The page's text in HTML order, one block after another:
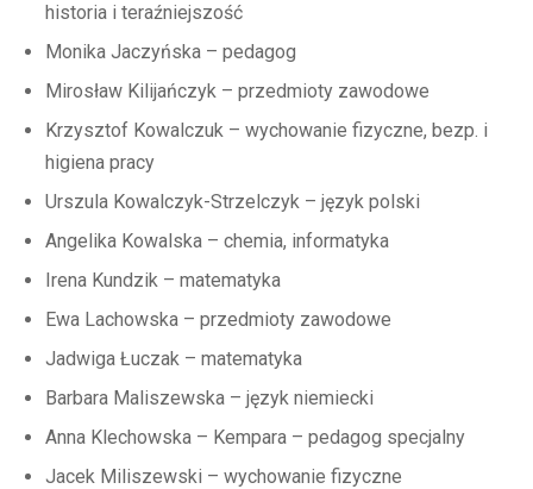
historia i teraźniejszość
Monika Jaczyńska – pedagog
Mirosław Kilijańczyk – przedmioty zawodowe
Krzysztof Kowalczuk – wychowanie fizyczne, bezp. i
higiena pracy
Urszula Kowalczyk-Strzelczyk – język polski
Angelika Kowalska – chemia, informatyka
Irena Kundzik – matematyka
Ewa Lachowska – przedmioty zawodowe
Jadwiga Łuczak – matematyka
Barbara Maliszewska – język niemiecki
Anna Klechowska – Kempara – pedagog specjalny
Jacek Miliszewski – wychowanie fizyczne